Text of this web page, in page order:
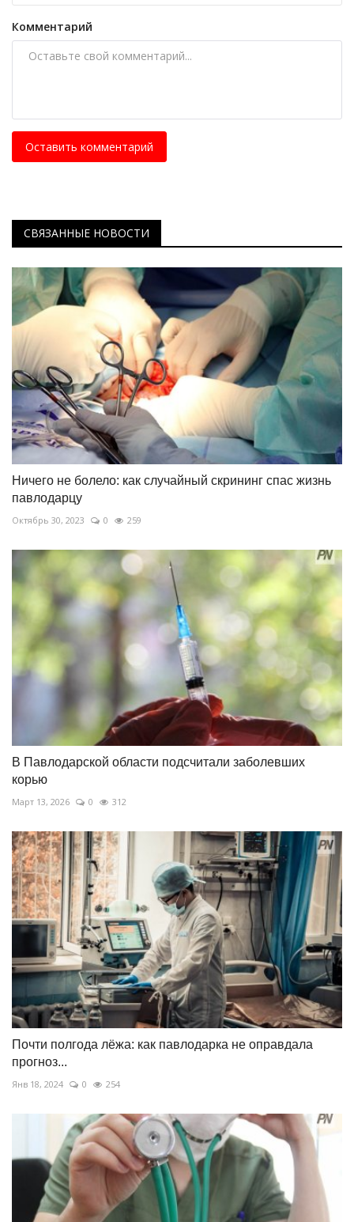
Комментарий
Оставить комментарий
СВЯЗАННЫЕ НОВОСТИ
Ничего не болело: как случайный скрининг спас жизнь
павлодарцу
Октябрь 30, 2023 0 259
В Павлодарской области подсчитали заболевших
корью
Март 13, 2026 0 312
Почти полгода лёжа: как павлодарка не оправдала
прогноз...
Янв 18, 2024 0 254